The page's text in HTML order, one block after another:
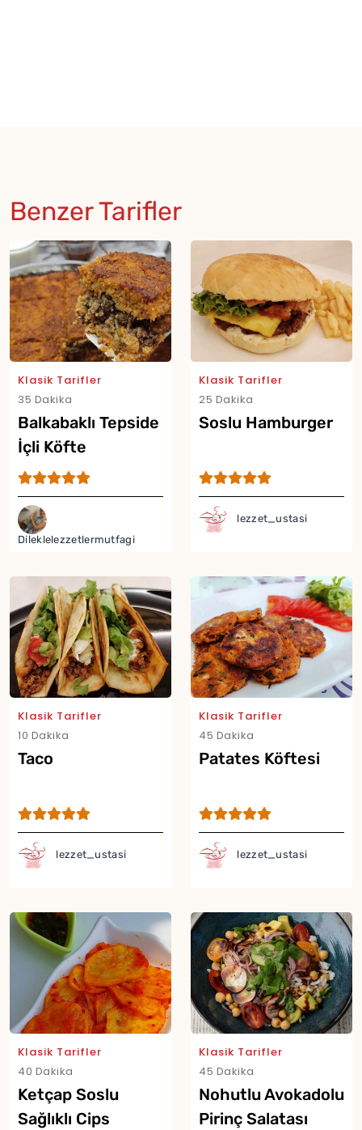
Benzer Tarifler
Klasik Tarifler
35 Dakika
Balkabaklı Tepside
İçli Köfte
Dileklelezzetlermutfagi
Klasik Tarifler
25 Dakika
Soslu Hamburger
lezzet_ustasi
Klasik Tarifler
10 Dakika
Taco
lezzet_ustasi
Klasik Tarifler
45 Dakika
Patates Köftesi
lezzet_ustasi
Klasik Tarifler
40 Dakika
Ketçap Soslu
Sağlıklı Cips
Klasik Tarifler
45 Dakika
Nohutlu Avokadolu
Pirinç Salatası